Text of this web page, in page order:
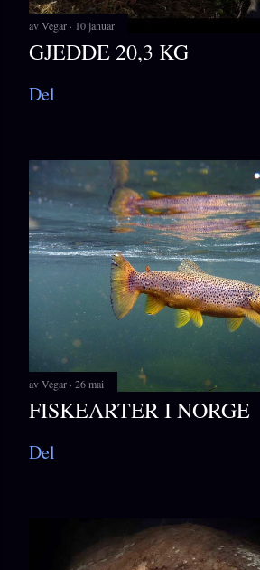
avVegar 10 januar
GJEDDE 20,3 KG
Del
avVegar 26 mai
FISKEARTER I NORGE
Del